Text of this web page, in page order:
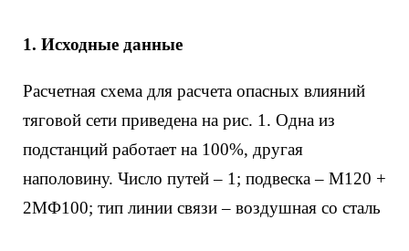
1. Исходные данные
Расчетная схема для расчета опасных влияний
тяговой сети приведена на рис. 1. Одна из
подстанций работает на 100%, другая
наполовину. Число путей – 1; подвеска – М120 +
2МФ100; тип линии связи – воздушная со сталь